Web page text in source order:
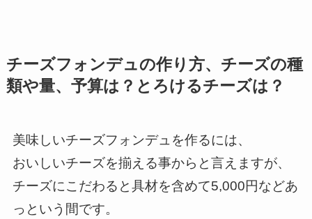
チーズフォンデュの作り方、チーズの種
類や量、予算は？とろけるチーズは？
美味しいチーズフォンデュを作るには、
おいしいチーズを揃える事からと言えますが、
チーズにこだわると具材を含めて5,000円などあ
っという間です。